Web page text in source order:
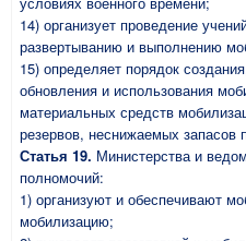
14) организует проведение
развертыванию и выполнению
15) определяет порядок
обновления и использования
материальных средств
резервов, неснижаемых запасов
Статья 19. Министерства и
полномочий:
1) организуют и обеспечивают
мобилизацию;